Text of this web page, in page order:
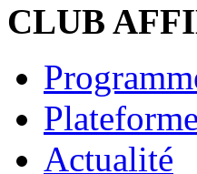
CLUB
Actualité